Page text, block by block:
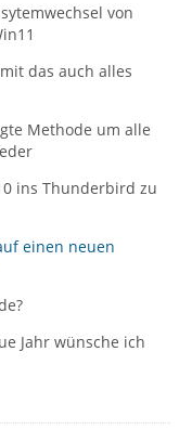
von
das auch alles
Methode um alle
ins Thunderbird zu
einen neuen
Jahr wünsche ich